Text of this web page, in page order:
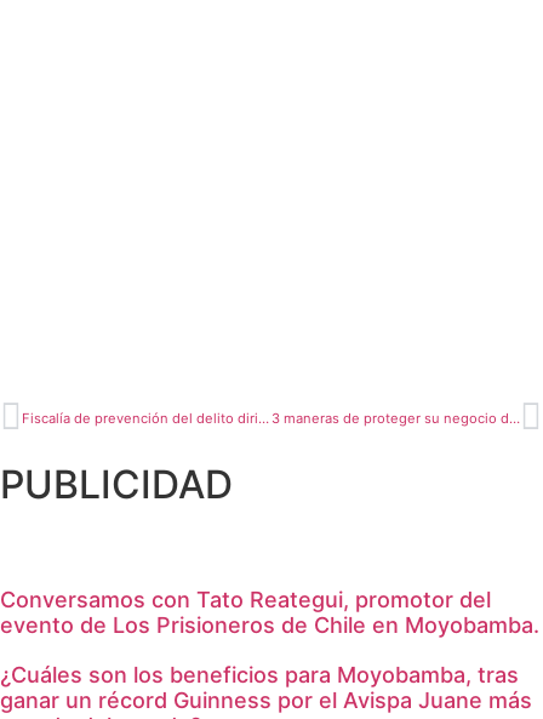
Fiscalía de prevención del delito dirigió operativo de seguridad vial 3 maneras de proteger su negocio durante el brote de coronavirus
PUBLICIDAD
Conversamos con Tato Reategui, promotor del
evento de Los Prisioneros de Chile en Moyobamba.
¿Cuáles son los beneficios para Moyobamba, tras
ganar un récord Guinness por el Avispa Juane más